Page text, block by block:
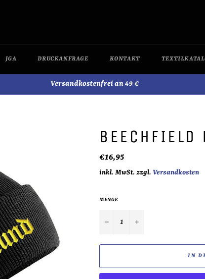
JGA DRUCKANFRAGE KONTAKT
Versandkostenfrei an 49 €
BEECHFIELD
Normaler
€16,95
inkl. MwSt. zzgl. Versandkosten
MENGE
− +
IN